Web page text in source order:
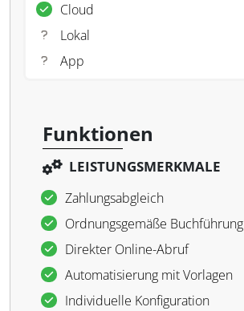
Cloud
Lokal
App
Funktionen
LEISTUNGSMERKMALE
Zahlungsabgleich
Ordnungsgemäße Buchführung
Direkter Online-Abruf
Automatisierung mit Vorlagen
Individuelle Konfiguration